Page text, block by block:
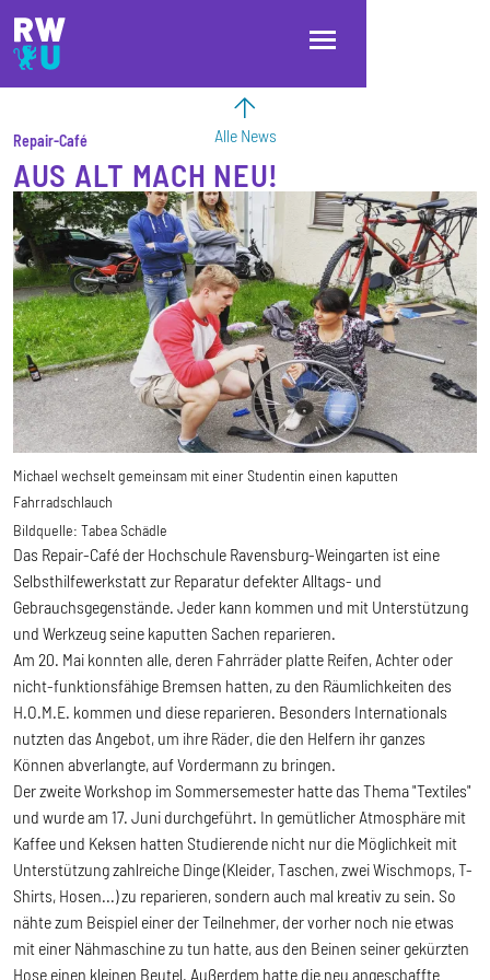
Direkt zum Inhalt
Direkt zur Hauptnavigation
Direkt zum Fußbereich
Alle News
Repair-Café
AUS ALT MACH NEU!
Michael wechselt gemeinsam mit einer Studentin einen kaputten
Fahrradschlauch
Bildquelle: Tabea Schädle
Das Repair-Café der Hochschule Ravensburg-Weingarten ist eine
Selbsthilfewerkstatt zur Reparatur defekter Alltags- und
Gebrauchsgegenstände. Jeder kann kommen und mit Unterstützung
und Werkzeug seine kaputten Sachen reparieren.
Am 20. Mai konnten alle, deren Fahrräder platte Reifen, Achter oder
nicht-funktionsfähige Bremsen hatten, zu den Räumlichkeiten des
H.O.M.E. kommen und diese reparieren. Besonders Internationals
nutzten das Angebot, um ihre Räder, die den Helfern ihr ganzes
Können abverlangte, auf Vordermann zu bringen.
Der zweite Workshop im Sommersemester hatte das Thema "Textiles"
und wurde am 17. Juni durchgeführt. In gemütlicher Atmosphäre mit
Kaffee und Keksen hatten Studierende nicht nur die Möglichkeit mit
Unterstützung zahlreiche Dinge (Kleider, Taschen, zwei Wischmops, T-
Shirts, Hosen...) zu reparieren, sondern auch mal kreativ zu sein. So
nähte zum Beispiel einer der Teilnehmer, der vorher noch nie etwas
mit einer Nähmaschine zu tun hatte, aus den Beinen seiner gekürzten
Hose einen kleinen Beutel. Außerdem hatte die neu angeschaffte